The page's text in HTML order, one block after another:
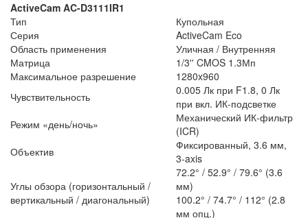
ActiveCam AC-D3111IR1
Тип
Купольная
Серия
ActiveCam Eco
Область применения
Уличная / Внутренняя
Матрица
1/3'' CMOS 1.3Мп
Максимальное разрешение
1280x960
Чувствительность
0.005 Лк при F1.8, 0 Лк
при вкл. ИК-подсветке
Режим «день/ночь»
Механический ИК-фильтр
(ICR)
Объектив
Фиксированный, 3.6 мм,
3-axis
Углы обзора (горизонтальный /
вертикальный / диагональный)
72.2° / 52.9° / 79.6° (3.6
мм)
100.2° / 74.7° / 112° (2.8
мм опц.)